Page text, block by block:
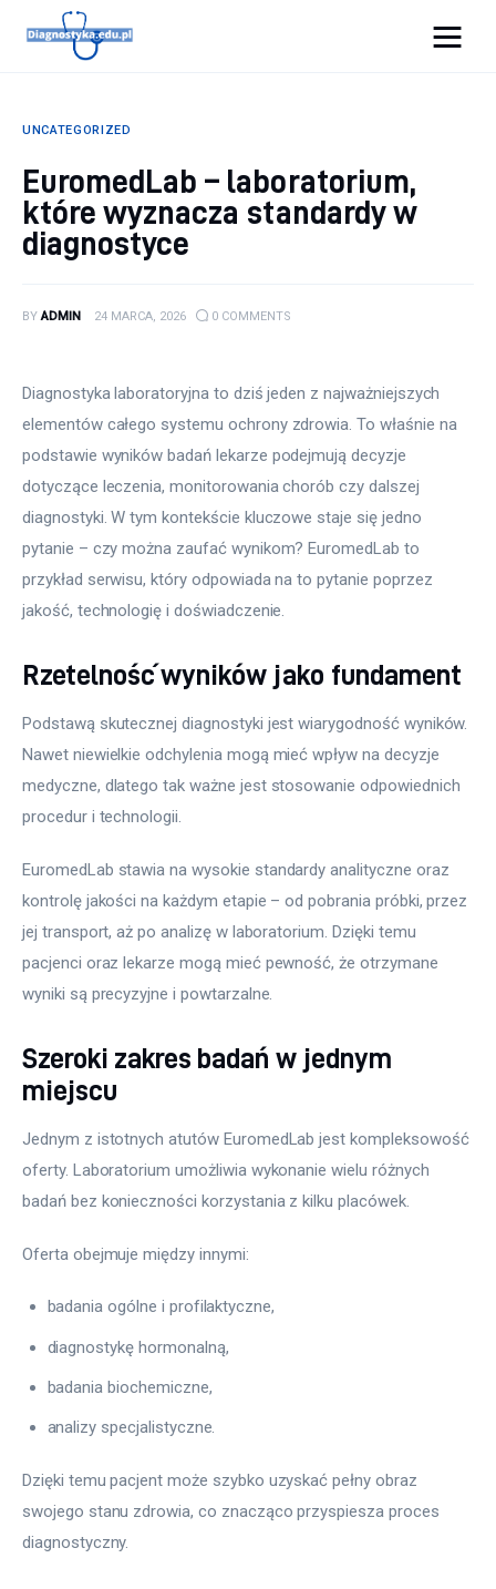
Diagnostyka.edu.pl
Profilaktyka
Sport
Zdrowie
UNCATEGORIZED
EuromedLab – laboratorium,
które wyznacza standardy w
diagnostyce
BY ADMIN 24 MARCA, 2026 0 COMMENTS
Diagnostyka laboratoryjna to dziś jeden z najważniejszych
elementów całego systemu ochrony zdrowia. To właśnie na
podstawie wyników badań lekarze podejmują decyzje
dotyczące leczenia, monitorowania chorób czy dalszej
diagnostyki. W tym kontekście kluczowe staje się jedno
pytanie – czy można zaufać wynikom? EuromedLab to
przykład serwisu, który odpowiada na to pytanie poprzez
jakość, technologię i doświadczenie.
Rzetelność wyników jako fundament
Podstawą skutecznej diagnostyki jest wiarygodność wyników.
Nawet niewielkie odchylenia mogą mieć wpływ na decyzje
medyczne, dlatego tak ważne jest stosowanie odpowiednich
procedur i technologii.
EuromedLab stawia na wysokie standardy analityczne oraz
kontrolę jakości na każdym etapie – od pobrania próbki, przez
jej transport, aż po analizę w laboratorium. Dzięki temu
pacjenci oraz lekarze mogą mieć pewność, że otrzymane
wyniki są precyzyjne i powtarzalne.
Szeroki zakres badań w jednym
miejscu
Jednym z istotnych atutów EuromedLab jest kompleksowość
oferty. Laboratorium umożliwia wykonanie wielu różnych
badań bez konieczności korzystania z kilku placówek.
Oferta obejmuje między innymi:
badania ogólne i profilaktyczne,
diagnostykę hormonalną,
badania biochemiczne,
analizy specjalistyczne.
Dzięki temu pacjent może szybko uzyskać pełny obraz
swojego stanu zdrowia, co znacząco przyspiesza proces
diagnostyczny.